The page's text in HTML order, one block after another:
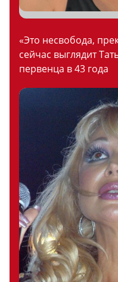
«Это несвобода,
сейчас выглядит
первенца в 43 года